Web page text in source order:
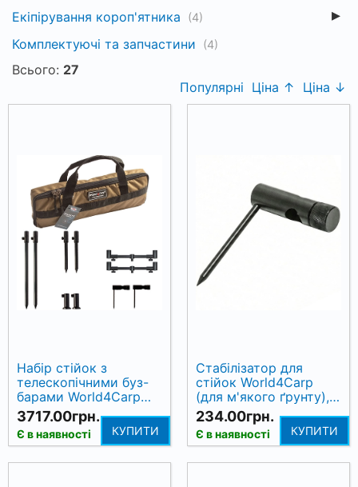
Екіпірування короп'ятника (4)
Комплектуючі та запчастини (4)
Всього: 27
Популярні Ціна ↑ Ціна ↓
Набір стійок з
телескопічними буз-
барами World4Carp
Stand Kit Universal
MAX 2
3717.00грн.
Є в наявності КУПИТИ
Стабілізатор для
стійок World4Carp
(для м'якого ґрунту),
висота 11 см
234.00грн.
Є в наявності КУПИТИ